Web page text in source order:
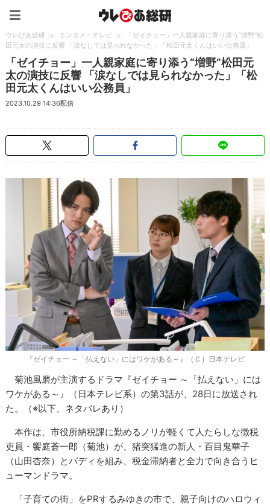
ウレぴあ総研 > エンタメ・テレビ >
「ゼイチョー」一人親家庭に寄り添う“増野”松
田元太の演技に反響 「涙なしでは見られなかった」「松田元太くんはいい公務員」
「ゼイチョー」一人親家庭に寄り添う“増野”松田元
太の演技に反響 「涙なしでは見られなかった」「松
田元太くんはいい公務員」
2023.10.29 14:36配信
『ゼイチョー ～「払えない」にはワケがある～』（Ｃ）日本テレビ
菊池風磨が主演するドラマ『ゼイチョー ～「払えない」には
ワケがある～』（日本テレビ系）の第3話が、28日に放送され
た。（※以下、ネタバレあり）
本作は、市役所納税課に勤めるノリが軽くて人たらしな徴税
吏員・饗庭蒼一郎（菊池）が、猪突猛進の新人・百目鬼華子
（山田杏奈）とバディを組み、税金滞納者と全力で向き合うヒ
ューマンドラマ。
「子育ての街」をPRするみゆきの市で、親子向けのハロウィ